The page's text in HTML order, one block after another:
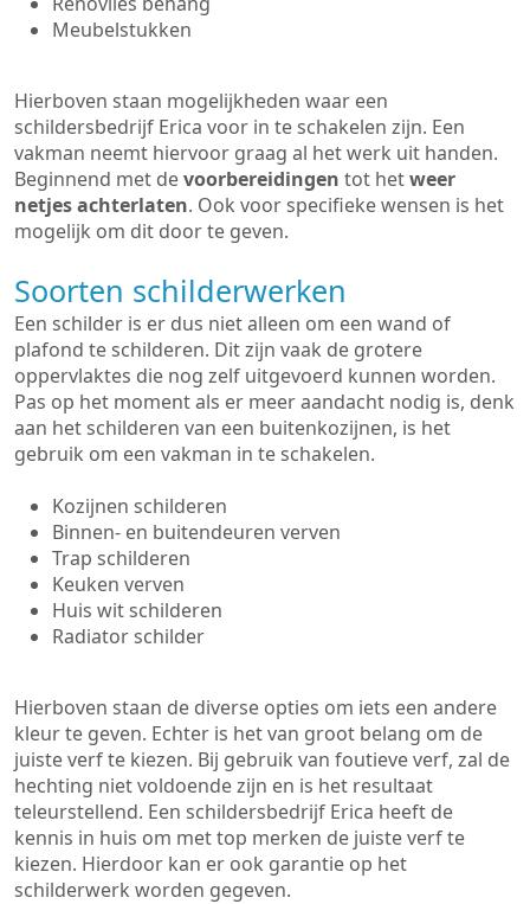
Meubelstukken
Hierboven staan mogelijkheden waar een
schildersbedrijf Erica voor in te schakelen zijn. Een
vakman neemt hiervoor graag al het werk uit handen.
Beginnend met devoorbereidingen tot hetweer
netjes achterlaten. Ook voor specifieke wensen is het
mogelijk om dit door te geven.
Soorten schilderwerken
Een schilder is er dus niet alleen om een wand of
plafond te schilderen. Dit zijn vaak de grotere
oppervlaktes die nog zelf uitgevoerd kunnen worden.
Pas op het moment als er meer aandacht nodig is, denk
aan het schilderen van een buitenkozijnen, is het
gebruik om een vakman in te schakelen.
Kozijnen schilderen
Binnen- en buitendeuren verven
Trap schilderen
Keuken verven
Huis wit schilderen
Radiator schilder
Hierboven staan de diverse opties om iets een andere
kleur te geven. Echter is het van groot belang om de
juiste verf te kiezen. Bij gebruik van foutieve verf, zal de
hechting niet voldoende zijn en is het resultaat
teleurstellend. Een schildersbedrijf Erica heeft de
kennis in huis om met top merken de juiste verf te
kiezen. Hierdoor kan er ook garantie op het
schilderwerk worden gegeven.